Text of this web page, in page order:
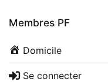
Membres PF
Domicile
Se connecter